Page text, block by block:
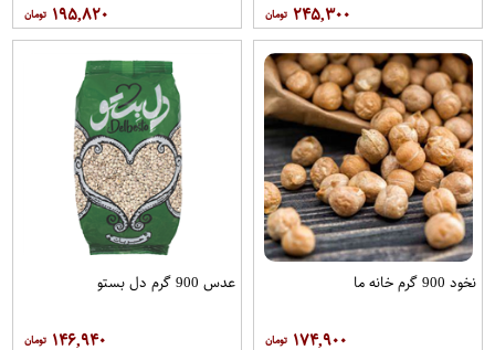
۲۴۵,۳۰۰ ۱۹۵,۸۲۰
نخود 900 گرم خانه ما
۱۷۴,۹۰۰
عدس 900 گرم دل بستو
۱۴۶,۹۴۰